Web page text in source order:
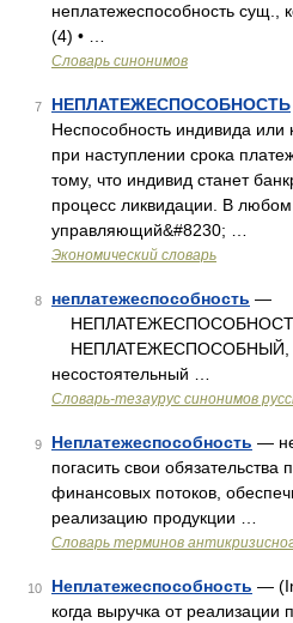
неплатежеспособность сущ.,
(4) • …
Словарь синонимов
7 НЕПЛАТЕЖЕСПОСОБНОСТЬ
Неспособность индивида или
при наступлении срока
тому, что индивид станет
процесс ликвидации. В
управляющий&#8230; …
Экономический словарь
8 неплатежеспособность —
НЕПЛАТЕЖЕСПОСОБНОСТЬ,
НЕПЛАТЕЖЕСПОСОБНЫЙ,
несостоятельный …
Словарь-тезаурус синонимов
9 Неплатежеспособность —
погасить свои
финансовых потоков,
реализацию продукции …
Словарь терминов
10 Неплатежеспособность —
когда выручка от реализации